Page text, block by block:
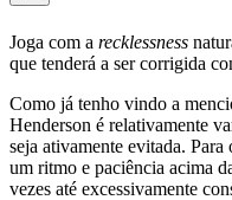
Joga com a recklessness
que tenderá a ser corrigida
Como já tenho vindo a
Henderson é relativamente
seja ativamente evitada.
um ritmo e paciência acima
vezes até excessivamente